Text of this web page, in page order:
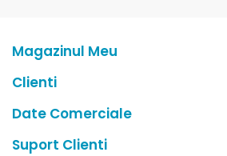
Magazinul Meu
Clienti
Date Comerciale
Suport Clienti